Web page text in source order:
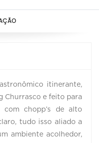
itinerante,
Churrasco e feito para
chopp’s de alto
tudo isso aliado a
ambiente acolhedor,